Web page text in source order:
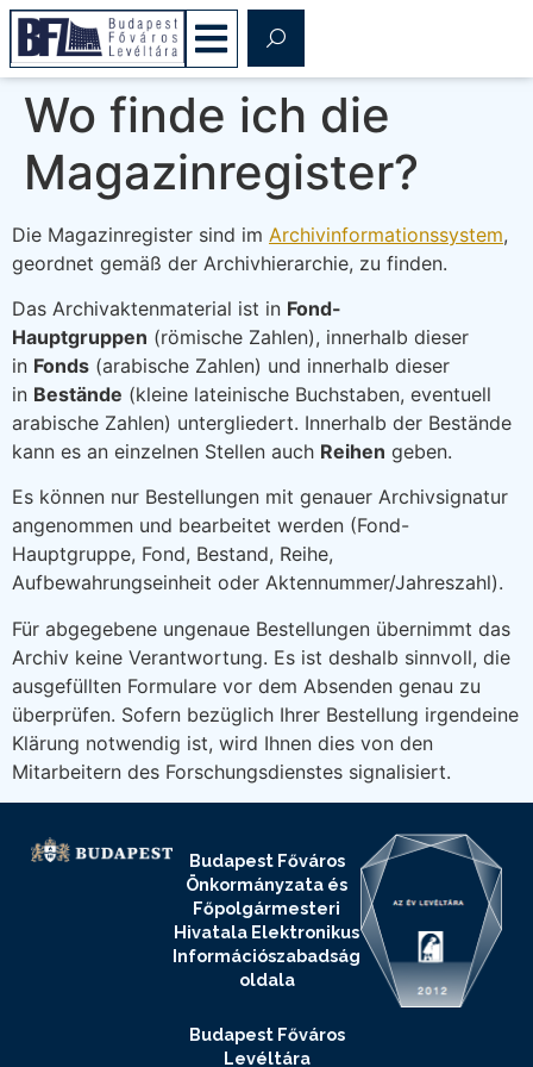
Wo finde ich die
Magazinregister?
Die Magazinregister sind im Archivinformationssystem,
geordnet gemäß der Archivhierarchie, zu finden.
Das Archivaktenmaterial ist in Fond-
Hauptgruppen (römische Zahlen), innerhalb dieser
in Fonds (arabische Zahlen) und innerhalb dieser
in Bestände (kleine lateinische Buchstaben, eventuell
arabische Zahlen) untergliedert. Innerhalb der Bestände
kann es an einzelnen Stellen auch Reihen geben.
Es können nur Bestellungen mit genauer Archivsignatur
angenommen und bearbeitet werden (Fond-
Hauptgruppe, Fond, Bestand, Reihe,
Aufbewahrungseinheit oder Aktennummer/Jahreszahl).
Für abgegebene ungenaue Bestellungen übernimmt das
Archiv keine Verantwortung. Es ist deshalb sinnvoll, die
ausgefüllten Formulare vor dem Absenden genau zu
überprüfen. Sofern bezüglich Ihrer Bestellung irgendeine
Klärung notwendig ist, wird Ihnen dies von den
Mitarbeitern des Forschungsdienstes signalisiert.
Budapest Főváros
Önkormányzata és
Főpolgármesteri
Hivatala Elektronikus
Információszabadság
oldala
Budapest Főváros
Levéltára